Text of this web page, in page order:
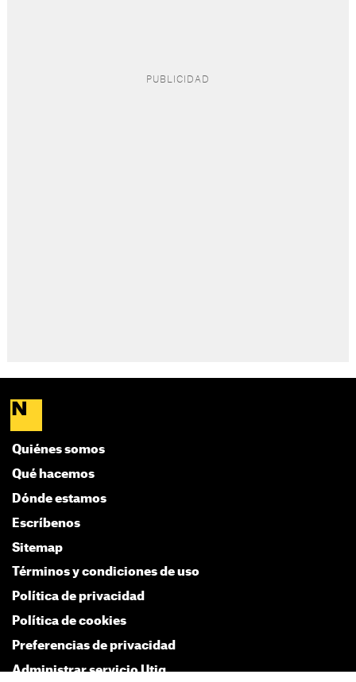
Quiénes somos
Qué hacemos
Dónde estamos
Escríbenos
Sitemap
Términos y condiciones de uso
Política de privacidad
Política de cookies
Preferencias de privacidad
Administrar servicio Utiq